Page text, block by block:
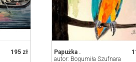
195 zł
Papużka .
autor: Bogumiła Szufnara